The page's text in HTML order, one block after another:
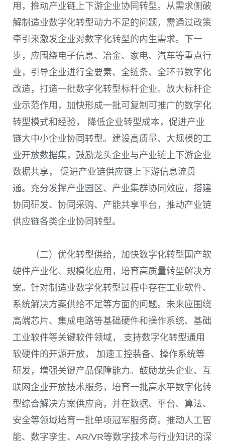
用，推动产业链上下游企业协同转型。从需求侧破
解制造业数字化转型动力不足的问题，需通过政策
牵引来激发企业对数字化转型的内生需求。下一
步，应围绕电子信息、冶金、家电、汽车等重点行
业，引导企业进行全要素、全链条、全环节数字化
改造，打造一批数字化转型标杆企业。放大标杆企
业示范作用，加快形成一批可复制可推广的数字化
转型模式和经验， 降低企业转型成本，促进产业
链大中小企业协同转型。建设高质量、大规模的工
业开放数据集，鼓励龙头企业与产业链上下游企业
数据共享， 促进产业链供应链上下游信息流贯
通。充分发挥产业园区、产业集群协同效应，搭建
协同研发、协同采购、产能共享平台，推动产业链
供应链各类企业协同转型。
（二）优化转型供给，加快数字化转型国产软
硬件产业化、规模化应用，培育高质量转型解决方
案。针对制造业数字化转型过程中存在工业软件、
系统解决方案供给不足等方面的问题。未来应围绕
高端芯片、集成电路等基础硬件和操作系统、基础
工业软件等关键软件领域， 支持数字化转型通用
软硬件的开源开放， 加速工控装备、操作系统等
研发，增强关键产品保障能力。鼓励龙头企业、互
联网企业开放技术服务，培育一批高水平数字化转
型综合解决方案供应商，并在数据、平台、算法、
安全等领域培育一批单项冠军服务商。推动人工智
能、数字孪生、 AR/VR等数字技术与行业知识的深